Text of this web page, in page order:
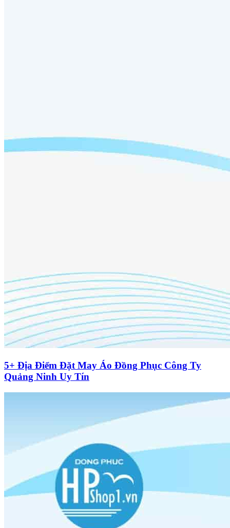
5+ Địa Điểm Đặt May Áo Đồng Phục Công Ty
Quảng Ninh Uy Tín